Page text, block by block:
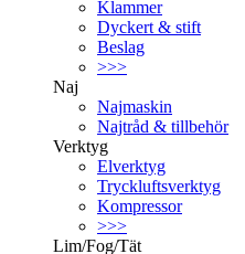
Klammer
Dyckert & stift
Beslag
>>>
Naj
Najmaskin
Najtråd & tillbehör
Verktyg
Elverktyg
Tryckluftsverktyg
Kompressor
>>>
Lim/Fog/Tät